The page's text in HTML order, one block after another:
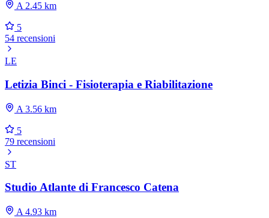
A 2.45 km
5
54 recensioni
LE
Letizia Binci - Fisioterapia e Riabilitazione
A 3.56 km
5
79 recensioni
ST
Studio Atlante di Francesco Catena
A 4.93 km